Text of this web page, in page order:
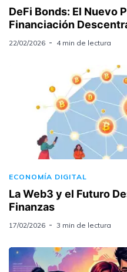
DeFi Bonds: El Nuevo
Financiación
22/02/2026 4 min de lectura
ECONOMÍA DIGITAL
La Web3 y el Futuro
Finanzas
17/02/2026 3 min de lectura